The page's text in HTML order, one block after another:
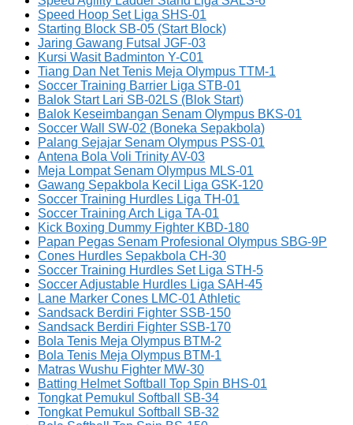
Speed Hoop Set Liga SHS-01
Starting Block SB-05 (Start Block)
Jaring Gawang Futsal JGF-03
Kursi Wasit Badminton Y-C01
Tiang Dan Net Tenis Meja Olympus TTM-1
Soccer Training Barrier Liga STB-01
Balok Start Lari SB-02LS (Blok Start)
Balok Keseimbangan Senam Olympus BKS-01
Soccer Wall SW-02 (Boneka Sepakbola)
Palang Sejajar Senam Olympus PSS-01
Antena Bola Voli Trinity AV-03
Meja Lompat Senam Olympus MLS-01
Gawang Sepakbola Kecil Liga GSK-120
Soccer Training Hurdles Liga TH-01
Soccer Training Arch Liga TA-01
Kick Boxing Dummy Fighter KBD-180
Papan Pegas Senam Profesional Olympus SBG-9P
Cones Hurdles Sepakbola CH-30
Soccer Training Hurdles Set Liga STH-5
Soccer Adjustable Hurdles Liga SAH-45
Lane Marker Cones LMC-01 Athletic
Sandsack Berdiri Fighter SSB-150
Sandsack Berdiri Fighter SSB-170
Bola Tenis Meja Olympus BTM-2
Bola Tenis Meja Olympus BTM-1
Matras Wushu Fighter MW-30
Batting Helmet Softball Top Spin BHS-01
Tongkat Pemukul Softball SB-34
Tongkat Pemukul Softball SB-32